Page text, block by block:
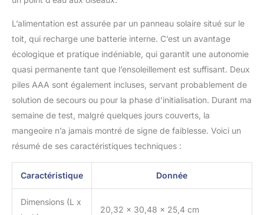
au total 5 W, il suffit de
connecter la caméra au
panneau solaire pour
une alimentation
continue. La batterie
haute capacité intégrée
une alimentation
continue à travers la
batterie même par
mauvais temps, offrant
maison pendant 365
jours. Mangeoire à
oiseaux durable avec
L’alimentation est assurée par un panneau solaire situé sur le
toit, qui recharge une batterie interne. C’est un avantage
écologique et pratique indéniable, qui garantit une autonomie
quasi permanente tant que l’ensoleillement est suffisant. Deux
piles AAA sont également incluses, servant probablement de
solution de secours ou pour la phase d’initialisation. Durant ma
semaine de test, malgré quelques jours couverts, la
mangeoire n’a jamais montré de signe de faiblesse. Voici un
résumé de ses caractéristiques techniques :
Caractéristique Donnée
Dimensions (L x
20,32 x 30,48 x 25,4 cm